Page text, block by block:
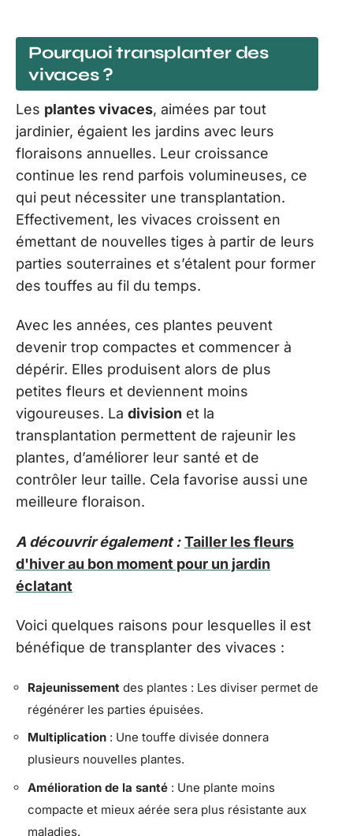
Pourquoi transplanter des
vivaces ?
Les plantes vivaces, aimées par tout
jardinier, égaient les jardins avec leurs
floraisons annuelles. Leur croissance
continue les rend parfois volumineuses, ce
qui peut nécessiter une transplantation.
Effectivement, les vivaces croissent en
émettant de nouvelles tiges à partir de leurs
parties souterraines et s’étalent pour former
des touffes au fil du temps.
Avec les années, ces plantes peuvent
devenir trop compactes et commencer à
dépérir. Elles produisent alors de plus
petites fleurs et deviennent moins
vigoureuses. La division et la
transplantation permettent de rajeunir les
plantes, d’améliorer leur santé et de
contrôler leur taille. Cela favorise aussi une
meilleure floraison.
A découvrir également : Tailler les fleurs
d'hiver au bon moment pour un jardin
éclatant
Voici quelques raisons pour lesquelles il est
bénéfique de transplanter des vivaces :
Rajeunissement des plantes : Les diviser permet de
régénérer les parties épuisées.
Multiplication : Une touffe divisée donnera
plusieurs nouvelles plantes.
Amélioration de la santé : Une plante moins
compacte et mieux aérée sera plus résistante aux
maladies.